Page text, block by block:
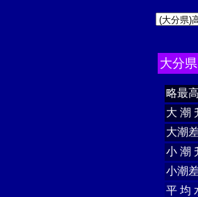
大分
略最
大 潮
大潮
小 潮
小潮
平 均